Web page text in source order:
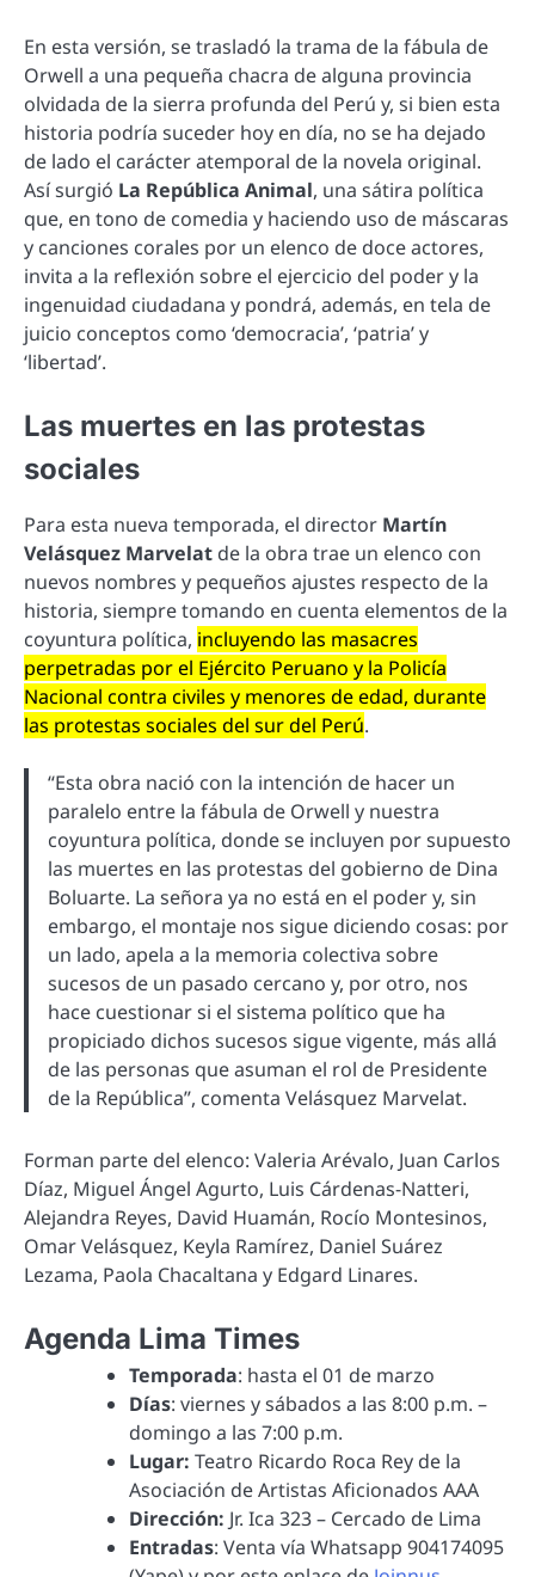
En esta versión, se trasladó la trama de la fábula de
Orwell a una pequeña chacra de alguna provincia
olvidada de la sierra profunda del Perú y, si bien esta
historia podría suceder hoy en día, no se ha dejado
de lado el carácter atemporal de la novela original.
Así surgió La República Animal, una sátira política
que, en tono de comedia y haciendo uso de máscaras
y canciones corales por un elenco de doce actores,
invita a la reflexión sobre el ejercicio del poder y la
ingenuidad ciudadana y pondrá, además, en tela de
juicio conceptos como ‘democracia’, ‘patria’ y
‘libertad’.
Las muertes en las protestas
sociales
Para esta nueva temporada, el director Martín
Velásquez Marvelat de la obra trae un elenco con
nuevos nombres y pequeños ajustes respecto de la
historia, siempre tomando en cuenta elementos de la
coyuntura política, incluyendo las masacres
perpetradas por el Ejército Peruano y la Policía
Nacional contra civiles y menores de edad, durante
las protestas sociales del sur del Perú.
“Esta obra nació con la intención de hacer un
paralelo entre la fábula de Orwell y nuestra
coyuntura política, donde se incluyen por supuesto
las muertes en las protestas del gobierno de Dina
Boluarte. La señora ya no está en el poder y, sin
embargo, el montaje nos sigue diciendo cosas: por
un lado, apela a la memoria colectiva sobre
sucesos de un pasado cercano y, por otro, nos
hace cuestionar si el sistema político que ha
propiciado dichos sucesos sigue vigente, más allá
de las personas que asuman el rol de Presidente
de la República”, comenta Velásquez Marvelat.
Forman parte del elenco: Valeria Arévalo, Juan Carlos
Díaz, Miguel Ángel Agurto, Luis Cárdenas-Natteri,
Alejandra Reyes, David Huamán, Rocío Montesinos,
Omar Velásquez, Keyla Ramírez, Daniel Suárez
Lezama, Paola Chacaltana y Edgard Linares.
Agenda Lima Times
Temporada: hasta el 01 de marzo
Días: viernes y sábados a las 8:00 p.m. –
domingo a las 7:00 p.m.
Lugar: Teatro Ricardo Roca Rey de la
Asociación de Artistas Aficionados AAA
Dirección: Jr. Ica 323 – Cercado de Lima
Entradas: Venta vía Whatsapp 904174095